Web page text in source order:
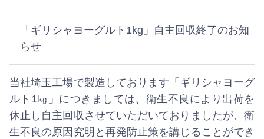
「ギリシャヨーグルト1kg」自主回収終了のお知
らせ
当社埼玉工場で製造しております「ギリシャヨーグ
ルト1㎏」につきましては、衛生不良により出荷を
休止し自主回収させていただいておりましたが、衛
生不良の原因究明と再発防止策を講じることができ